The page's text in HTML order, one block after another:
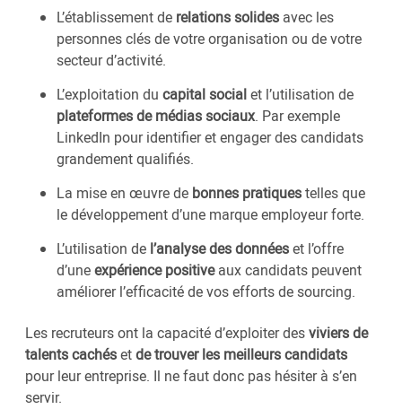
L’établissement de relations solides avec les
personnes clés de votre organisation ou de votre
secteur d’activité.
L’exploitation du capital socialet l’utilisation de
plateformes de médias sociaux. Par exemple
LinkedIn pour identifier et engager des candidats
grandement qualifiés.
La mise en œuvre de bonnes pratiquestelles que
le développement d’une marque employeur forte.
L’utilisation de l’analyse des donnéeset l’offre
d’uneexpérience positiveaux candidats peuvent
améliorer l’efficacité de vos efforts de sourcing.
Les recruteurs ont la capacité d’exploiter desviviers de
talents cachésetde trouver les meilleurs candidats
pour leur entreprise. Il ne faut donc pas hésiter à s’en
servir.